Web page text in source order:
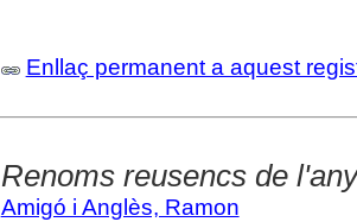
Enllaç permanent a aquest
Renoms reusencs de
Amigó i Anglès, Ramon